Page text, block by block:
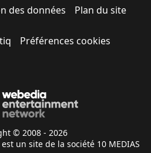
des données Plan du site
Préférences cookies
© 2008 - 2026
un site de la société 10 MEDIAS